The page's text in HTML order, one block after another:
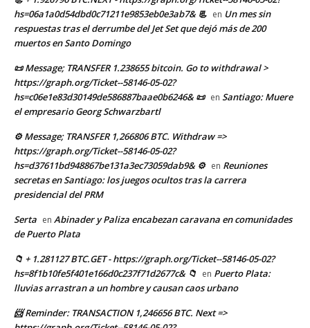
hs=06a1a0d54dbd0c71211e9853eb0e3ab7& 📃 en Un mes sin
respuestas tras el derrumbe del Jet Set que dejó más de 200
muertos en Santo Domingo
📜 Message; TRANSFER 1.238655 bitcoin. Go to withdrawal >
https://graph.org/Ticket--58146-05-02?
hs=c06e1e83d30149de586887baae0b6246& 📜 en Santiago: Muere
el empresario Georg Schwarzbartl
⚙ Message; TRANSFER 1,266806 BTC. Withdraw =>
https://graph.org/Ticket--58146-05-02?
hs=d37611bd948867be131a3ec73059dab9& ⚙ en Reuniones
secretas en Santiago: los juegos ocultos tras la carrera
presidencial del PRM
Serta en Abinader y Paliza encabezan caravana en comunidades
de Puerto Plata
📁 + 1.281127 BTC.GET - https://graph.org/Ticket--58146-05-02?
hs=8f1b10fe5f401e166d0c237f71d2677c& 📁 en Puerto Plata:
lluvias arrastran a un hombre y causan caos urbano
📨 Reminder: TRANSACTION 1,246656 BTC. Next =>